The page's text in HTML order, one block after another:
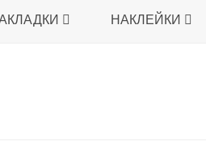
НАКЛЕЙКИ